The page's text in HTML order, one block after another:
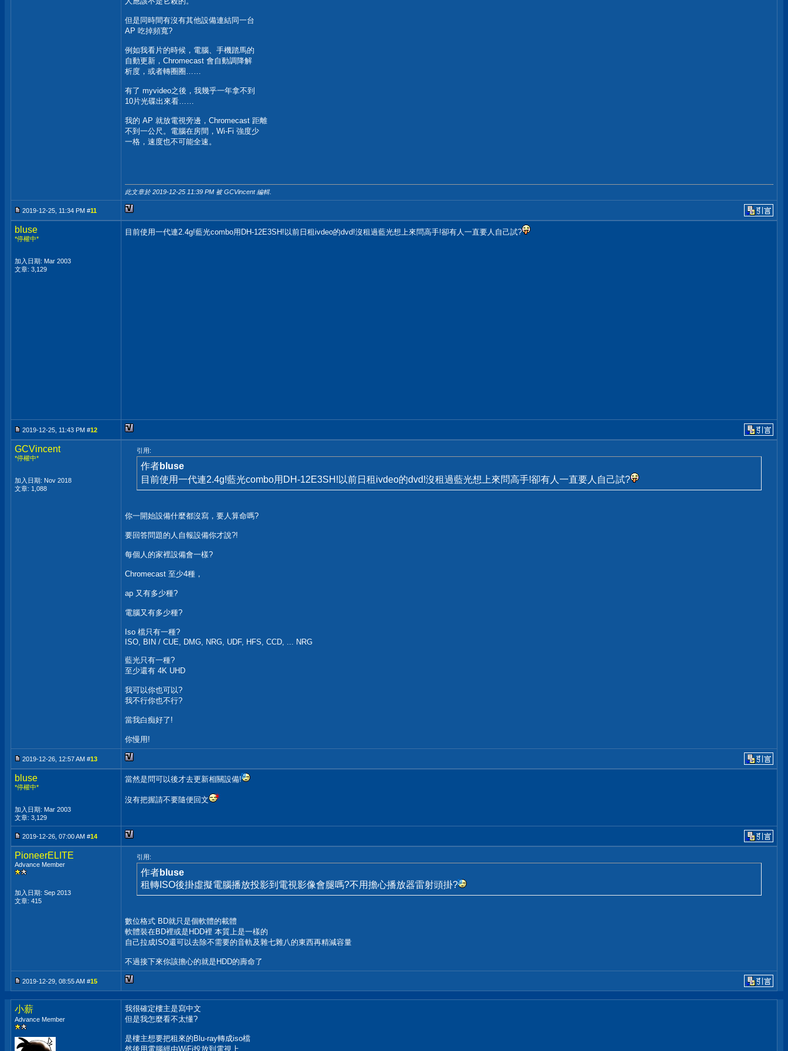
但是同時間有沒有其他設備連結同一台
AP 吃掉頻寬?
例如我看片的時候，電腦、手機踏馬的
自動更新，Chromecast 會自動調降解
析度，或者轉圈圈……
有了 myvideo之後，我幾乎一年拿不到
10片光碟出來看……
我的 AP 就放電視旁邊，Chromecast 距離
不到一公尺。電腦在房間，Wi-Fi 強度少
一格，速度也不可能全速。
此文章於 2019-12-25 11:39 PM 被 GCVincent 編輯.
2019-12-25, 11:34 PM #11
bluse
*停權中*
加入日期: Mar 2003
文章: 3,129
目前使用一代連2.4g!藍光combo用DH-12E3SH!以前日租ivdeo的dvd!沒租過藍光想上來問高手!卻有人一直要人自己試?
2019-12-25, 11:43 PM #12
GCVincent
*停權中*
加入日期: Nov 2018
文章: 1,088
引用:
作者bluse
目前使用一代連2.4g!藍光combo用DH-12E3SH!以前日租ivdeo的dvd!沒租過藍光想上來問高手!卻有人一直要人自己試?
你一開始設備什麼都沒寫，要人算命嗎?
要回答問題的人自報設備你才說?!
每個人的家裡設備會一樣?
Chromecast 至少4種，
ap 又有多少種?
電腦又有多少種?
Iso 檔只有一種?
ISO, BIN / CUE, DMG, NRG, UDF, HFS, CCD, ... NRG
藍光只有一種?
至少還有 4K UHD
我可以你也可以?
我不行你也不行?
當我白痴好了!
你慢用!
2019-12-26, 12:57 AM #13
bluse
*停權中*
加入日期: Mar 2003
文章: 3,129
當然是問可以後才去更新相關設備!
沒有把握請不要隨便回文
2019-12-26, 07:00 AM #14
PioneerELITE
Advance Member
加入日期: Sep 2013
文章: 415
引用:
作者bluse
租轉ISO後掛虛擬電腦播放投影到電視影像會腿嗎?不用擔心播放器雷射頭掛?
數位格式 BD就只是個軟體的載體
軟體裝在BD裡或是HDD裡 本質上是一樣的
自己拉成ISO還可以去除不需要的音軌及雜七雜八的東西再精減容量
不過接下來你該擔心的就是HDD的壽命了
2019-12-29, 08:55 AM #15
小薪
Advance Member
我很確定樓主是寫中文
但是我怎麼看不太懂?
是樓主想要把租來的Blu-ray轉成iso檔
然後用電腦經由WiFi投放到電視上